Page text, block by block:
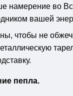
намерение во
вашей
чтобы не
пепла.